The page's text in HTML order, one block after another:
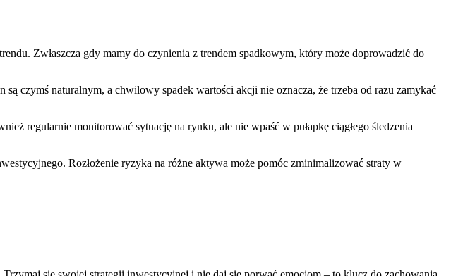
Zwłaszcza gdy mamy ‍do czynienia z trendem spadkowym, który może doprowadzić do
czymś naturalnym, ‌a chwilowy spadek wartości⁢ akcji​ nie oznacza, że trzeba od razu zamykać
regularnie monitorować sytuację na‍ rynku, ale nie wpaść w pułapkę ciągłego śledzenia
⁢Rozłożenie ryzyka na różne aktywa może pomóc zminimalizować straty w